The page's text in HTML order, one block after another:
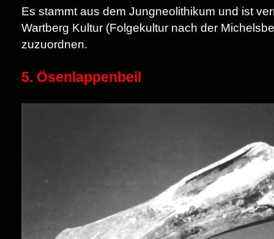
Es stammt aus dem Jungneolithikum und ist
Wartberg Kultur (Folgekultur nach der
zuzuordnen.
5. Ösenlappenbeil